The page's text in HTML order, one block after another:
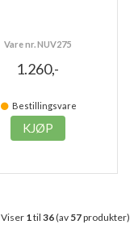
Vare nr. NUV275
1.260,-
Bestillingsvare
KJØP
Viser 1til 36(av 57produkter)